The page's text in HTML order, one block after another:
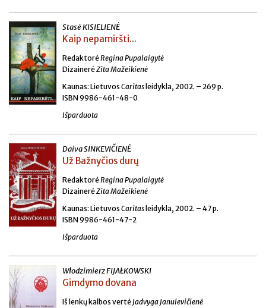
Stasė KISIELIENĖ
Kaip nepamiršti...
RedaktorėRegina Pupalaigytė
DizainerėZita Mažeikienė
Kaunas: Lietuvos Caritas leidykla, 2002. – 269 p.
ISBN 9986-461-48-0
Išparduota
Daiva SINKEVIČIENĖ
Už Bažnyčios durų
RedaktorėRegina Pupalaigytė
DizainerėZita Mažeikienė
Kaunas: Lietuvos Caritas leidykla, 2002. – 47 p.
ISBN 9986-461-47-2
Išparduota
Włodzimierz FIJAŁKOWSKI
Gimdymo dovana
Iš lenkų kalbos vertėJadvyga Janulevičienė